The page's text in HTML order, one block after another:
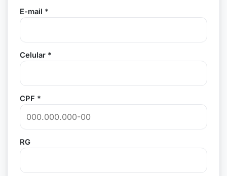
E-mail *
Celular *
CPF *
RG